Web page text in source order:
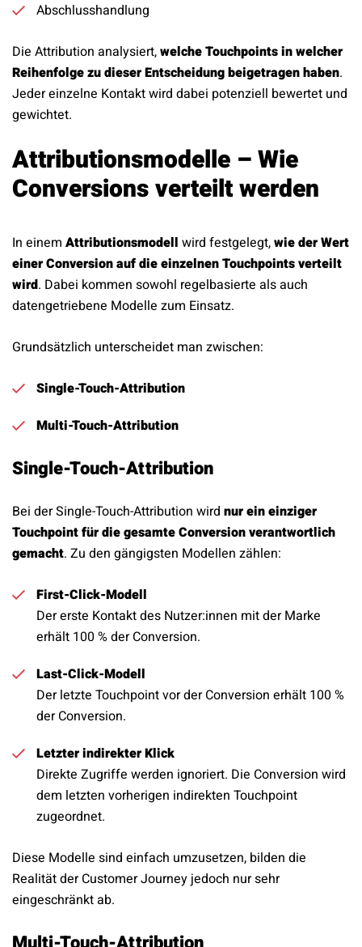
Abschlusshandlung
Die Attribution analysiert,welche Touchpoints in welcher
Reihenfolge zu dieser Entscheidung beigetragen haben.
Jeder einzelne Kontakt wird dabei potenziell bewertet und
gewichtet.
Attributionsmodelle – Wie
Conversions verteilt werden
In einem Attributionsmodell wird festgelegt,wie der Wert
einer Conversion auf die einzelnen Touchpoints verteilt
wird. Dabei kommen sowohl regelbasierte als auch
datengetriebene Modelle zum Einsatz.
Grundsätzlich unterscheidet man zwischen:
Single-Touch-Attribution
Multi-Touch-Attribution
Single-Touch-Attribution
Bei der Single-Touch-Attribution wird nur ein einziger
Touchpoint für die gesamte Conversion verantwortlich
gemacht. Zu den gängigsten Modellen zählen:
First-Click-Modell
Der erste Kontakt des Nutzer:innen mit der Marke
erhält 100 % der Conversion.
Last-Click-Modell
Der letzte Touchpoint vor der Conversion erhält 100 %
der Conversion.
Letzter indirekter Klick
Direkte Zugriffe werden ignoriert. Die Conversion wird
dem letzten vorherigen indirekten Touchpoint
zugeordnet.
Diese Modelle sind einfach umzusetzen, bilden die
Realität der Customer Journey jedoch nur sehr
eingeschränkt ab.